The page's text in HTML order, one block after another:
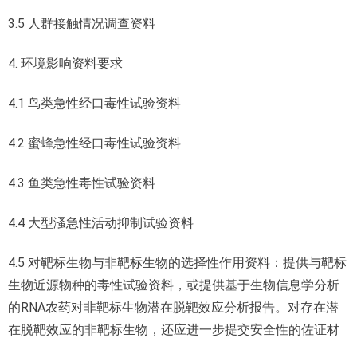
3.5 人群接触情况调查资料
4. 环境影响资料要求
4.1 鸟类急性经口毒性试验资料
4.2 蜜蜂急性经口毒性试验资料
4.3 鱼类急性毒性试验资料
4.4 大型溞急性活动抑制试验资料
4.5 对靶标生物与非靶标生物的选择性作用资料：提供与靶标
生物近源物种的毒性试验资料，或提供基于生物信息学分析
的RNA农药对非靶标生物潜在脱靶效应分析报告。对存在潜
在脱靶效应的非靶标生物，还应进一步提交安全性的佐证材